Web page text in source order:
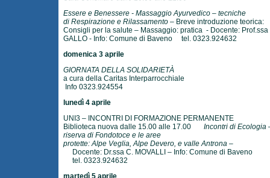
Essere e Benessere - Massaggio Ayurvedico – tecniche
di Respirazione e Rilassamento – Breve introduzione teorica:
Consigli per la salute – Massaggio: pratica - Docente: Prof.ssa
GALLO - Info: Comune di Baveno tel. 0323.924632
domenica 3 aprile
GIORNATA DELLA SOLIDARIETÀ
a cura della Caritas Interparrocchiale
Info 0323.924554
lunedì 4 aprile
UNI3 – INCONTRI DI FORMAZIONE PERMANENTE
Biblioteca nuova dalle 15.00 alle 17.00 Incontri di Ecologia
riserva di Fondotoce e le aree
protette: Alpe Veglia, Alpe Devero, e valle Antrona –
Docente: Dr.ssa C. MOVALLI – Info: Comune di Baveno
tel. 0323.924632
martedì 5 aprile